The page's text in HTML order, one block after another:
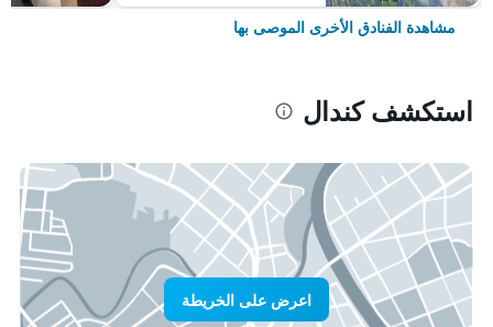
مشاهدة الفنادق الأخرى الموصى بها
استكشف كندال
اعرض على الخريطة